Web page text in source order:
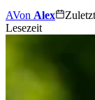
AVon Alex
Lesezeit